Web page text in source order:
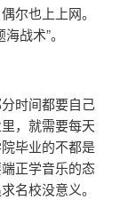
尔也上上网。
战术”。
时间都要自己
，就需要每天
毕业的不都是
正学音乐的态
名校没意义。